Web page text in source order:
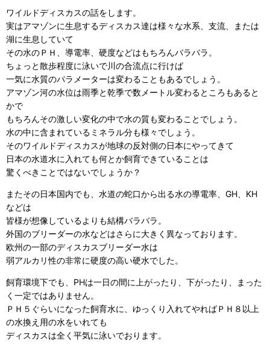
ワイルドディスカスの話をします。
実はアマゾンに生息するディスカス達は様々な水系、支流、または
湖に生息していて
その水のＰＨ、導電率、硬度などはもちろんバラバラ。
ちょっと散歩程度に泳いで川の合流点に行けば
一気に水質のパラメーターは変わることもあるでしょう。
アマゾン河の水位は雨季と乾季で数メートル変わるところもあると
かで
もちろんその激しい変化の中で水の質も変わることでしょう。
水の中に含まれているミネラル分も様々でしょう。
そのワイルドディスカスが地球の反対側の日本にやってきて
日本の水道水に入れても何とか飼育できていることは
驚くべきことではないでしょうか？
またその日本国内でも、水道の蛇口から出る水の導電率、GH、KH
などは
皆様が想像しているよりも結構バラバラ。
外国のブリーダーの水などはさらに大きく異なっております。
欧州の一部のディスカスブリーダー水は
弱アルカリ性の非常に硬度の高い硬水でした。
飼育環境下でも、PHは一日の間に上がったり、下がったり、まった
く一定ではありません。
ＰＨ５ぐらいになった飼育水に、ゆっくり入れてやればＰＨ８以上
の水換え用の水をいれても
ディスカスは全く平気に泳いでおります。